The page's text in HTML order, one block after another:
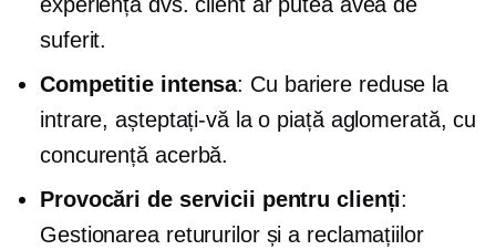
experiența dvs. client ar putea avea de
suferit.
Competitie intensa: Cu bariere reduse la
intrare, așteptați-vă la o piață aglomerată, cu
concurență acerbă.
Provocări de servicii pentru clienți:
Gestionarea retururilor și a reclamațiilor